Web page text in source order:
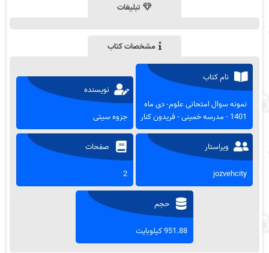
تبلیغات
مشخصات کتاب
نام کتاب
نمونه سوال امتحانی علوم- دی ماه
1401 - مدرسه خمینی - فریدون کنار
نویسنده
جزوه سیتی
ویراستار
jozvehcity
صفحات
2
حجم
951.88 کیلوبایت